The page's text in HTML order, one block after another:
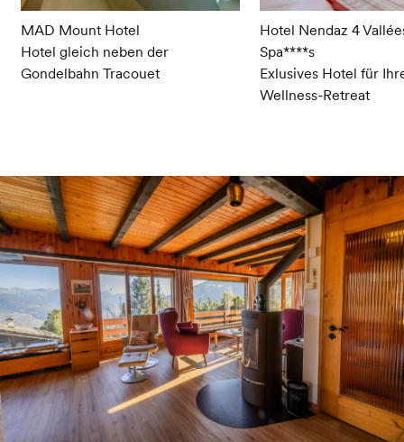
MAD Mount Hotel
Hotel gleich neben der
Gondelbahn Tracouet
Hotel Nendaz 4
Spa****s
Exlusives Hotel für
Wellness-Retreat